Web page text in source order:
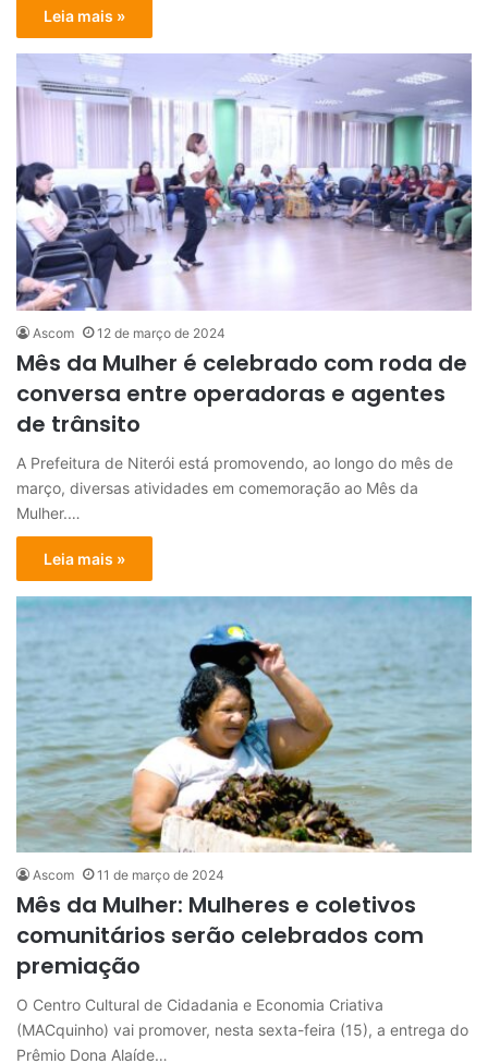
Leia mais »
Ascom 12 de março de 2024
Mês da Mulher é celebrado com roda de
conversa entre operadoras e agentes
de trânsito
A Prefeitura de Niterói está promovendo, ao longo do mês de
março, diversas atividades em comemoração ao Mês da
Mulher.…
Leia mais »
Ascom 11 de março de 2024
Mês da Mulher: Mulheres e coletivos
comunitários serão celebrados com
premiação
O Centro Cultural de Cidadania e Economia Criativa
(MACquinho) vai promover, nesta sexta-feira (15), a entrega do
Prêmio Dona Alaíde…